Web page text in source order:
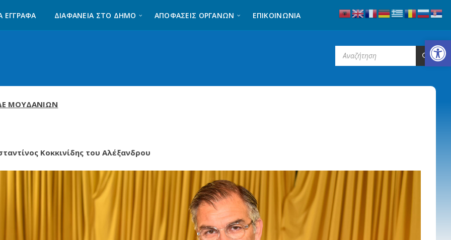
Ανοίξτε τη γραμμή εργαλείων
ΈΓΓΡΑΦΑ ΔΙΑΦΆΝΕΙΑ ΣΤΟ ΔΉΜΟ ΑΠΟΦΑΣΕΙΣ ΟΡΓΑΝΩΝ ΕΠΙΚΟΙΝΩΝΊΑ
ΜΟΥΔΑΝΙΩΝ
Κοκκινίδης του Αλέξανδρου